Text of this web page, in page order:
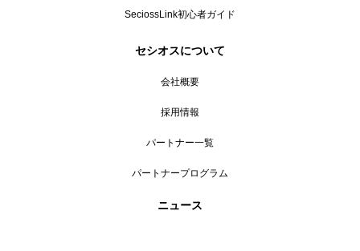
SeciossLink初心者ガイド
セシオスについて
会社概要
採用情報
パートナー一覧
パートナープログラム
ニュース